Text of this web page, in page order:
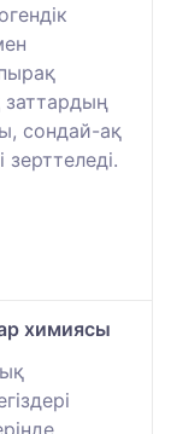
сондай-ақ
химиясы